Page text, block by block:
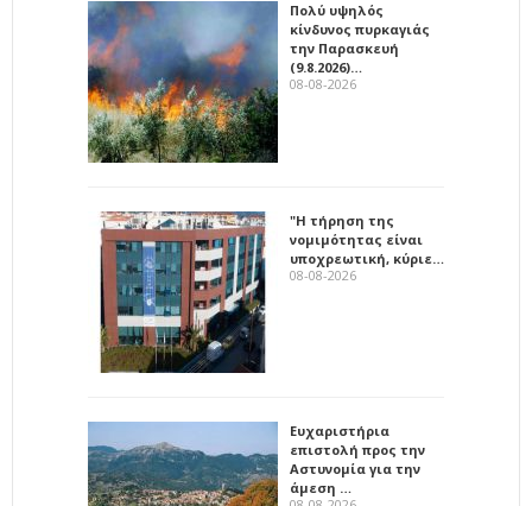
Πολύ υψηλός
κίνδυνος πυρκαγιάς
την Παρασκευή
(9.8.2026)…
08-08-2026
"Η τήρηση της
νομιμότητας είναι
υποχρεωτική, κύριε…
08-08-2026
Ευχαριστήρια
επιστολή προς την
Αστυνομία για την
άμεση …